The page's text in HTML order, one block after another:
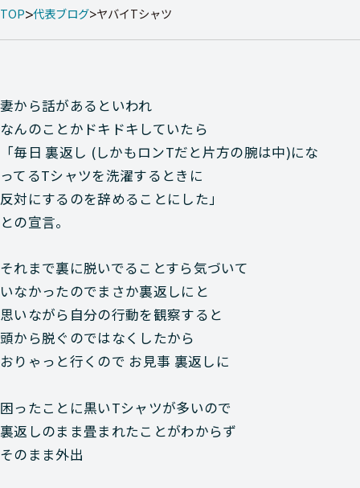
TOP 代表ブログ ヤバイTシャツ
妻から話があるといわれ
なんのことかドキドキしていたら
「毎日 裏返し (しかもロンTだと片方の腕は中)にな
ってるTシャツを洗濯するときに
反対にするのを辞めることにした」
との宣言。
それまで裏に脱いでることすら気づいて
いなかったのでまさか裏返しにと
思いながら自分の行動を観察すると
頭から脱ぐのではなくしたから
おりゃっと行くので お見事 裏返しに
困ったことに黒いTシャツが多いので
裏返しのまま畳まれたことがわからず
そのまま外出